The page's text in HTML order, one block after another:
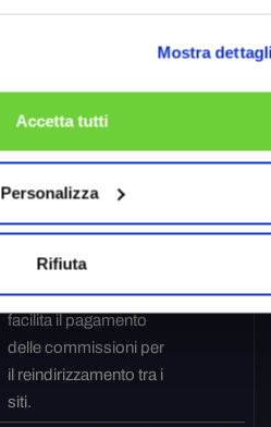
Mostra
Accetta tutti
Personalizza
Rifiuta
mostrato interesse per
specifici prodotti o
eventi su più siti web e
naviga tra i siti. Viene
usato per valutare le
attività pubblicitarie e
facilita il pagamento
delle commissioni per
il reindirizzamento tra i
siti.